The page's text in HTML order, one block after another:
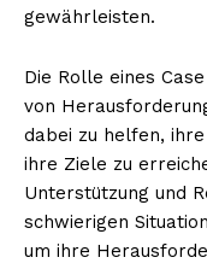
gewährleisten.
Die Rolle eines
von
dabei zu helfen,
ihre Ziele zu
Unterstützung und
schwierigen
um ihre